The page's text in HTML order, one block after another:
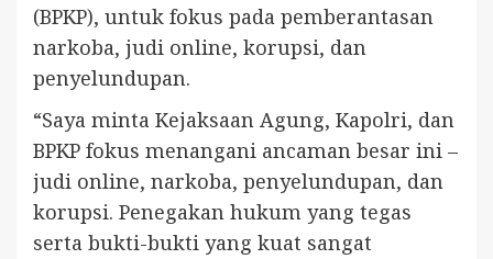
(BPKP), untuk fokus pada pemberantasan
narkoba, judi online, korupsi, dan
penyelundupan.
“Saya minta Kejaksaan Agung, Kapolri, dan
BPKP fokus menangani ancaman besar ini –
judi online, narkoba, penyelundupan, dan
korupsi. Penegakan hukum yang tegas
serta bukti-bukti yang kuat sangat